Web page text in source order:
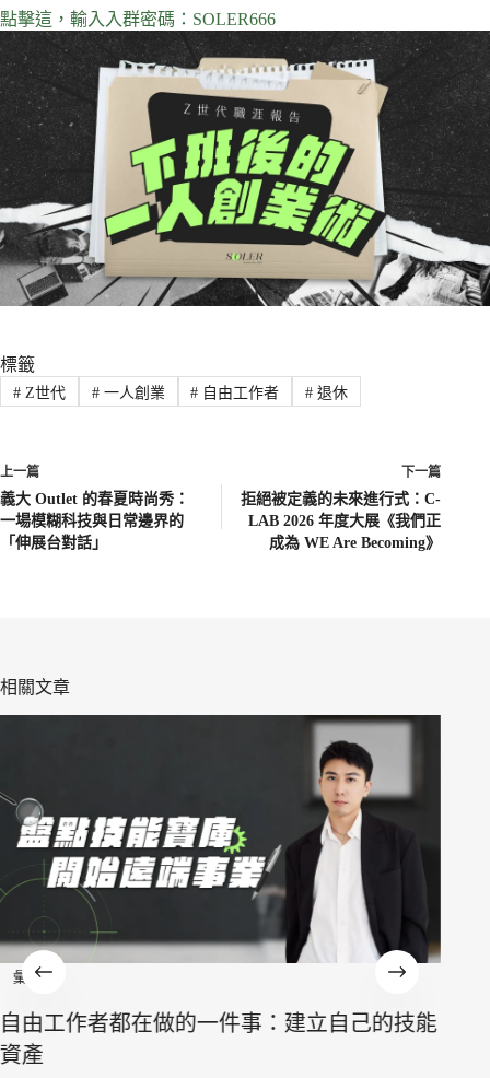
點擊這，輸入入群密碼：SOLER666
標籤
#Z世代 #一人創業 # 自由工作者 # 退休
上一篇
義大 Outlet 的春夏時尚秀：
一場模糊科技與日常邊界的
「伸展台對話」
下一篇
拒絕被定義的未來進行式：C-
LAB 2026 年度大展《我們正
成為 WE Are Becoming》
相關文章
彙整
自由工作者都在做的一件事：建立自己的技能
資產